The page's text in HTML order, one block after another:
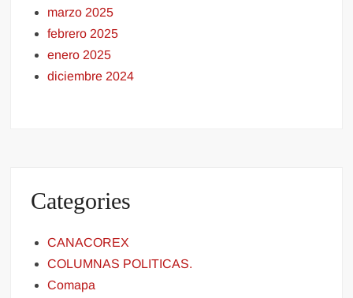
marzo 2025
febrero 2025
enero 2025
diciembre 2024
Categories
CANACOREX
COLUMNAS POLITICAS.
Comapa